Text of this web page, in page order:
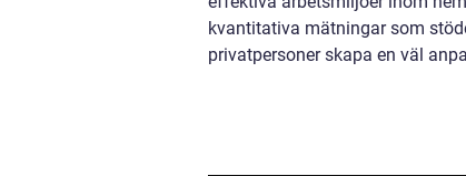
kvantitativa mätningar som
privatpersoner skapa en väl